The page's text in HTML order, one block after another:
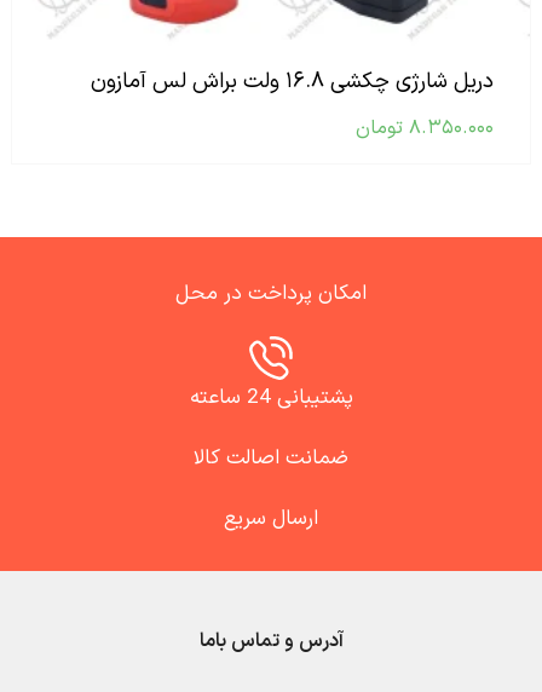
دریل شارژی چکشی ۱۶.۸ ولت براش لس آمازون
۸.۳۵۰.۰۰۰ تومان
امکان پرداخت در محل
پشتیبانی 24 ساعته
ضمانت اصالت کالا
ارسال سریع
آدرس و تماس باما